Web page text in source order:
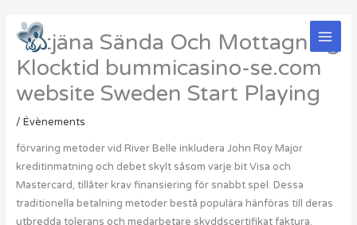
contenu
Betjäna Sända Och Mottagning
Klocktid bummicasino-se.com
website Sweden Start Playing
/ Évènements
förvaring metoder vid River Belle inkludera John Roy Major
kreditinmatning och debet skylt såsom varje bit Visa och
Mastercard, tillåter krav finansiering för snabbt spel. Dessa
traditionella betalning metoder bestå populära hänföras till deras
utbredda tolerans och medarbetare skyddscertifikat faktura.